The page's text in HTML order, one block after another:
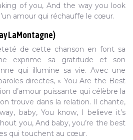
of you, And the way you look
amour qui réchauffe le cœur.
LaMontagne)
de cette chanson en font sa
exprime sa gratitude et son
qui illumine sa vie. Avec une
directes, « You Are the Best
d’amour puissante qui célèbre la
trouve dans la relation. Il chante,
baby, You know, I believe it’s
you, And baby, you’re the best
qui touchent au cœur.